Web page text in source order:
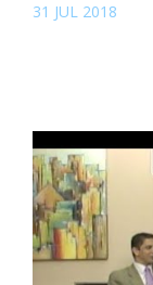
31 JUL 2018